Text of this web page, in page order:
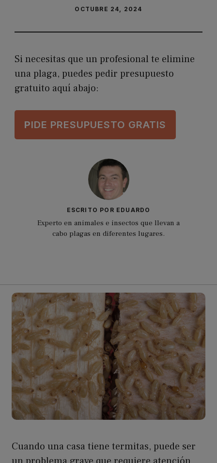
OCTUBRE 24, 2024
Si necesitas que un profesional te elimine
una plaga, puedes pedir presupuesto
gratuito aquí abajo:
PIDE PRESUPUESTO GRATIS
ESCRITO POR EDUARDO
Experto en animales e insectos que llevan a
cabo plagas en diferentes lugares.
Cuando una casa tiene termitas, puede ser